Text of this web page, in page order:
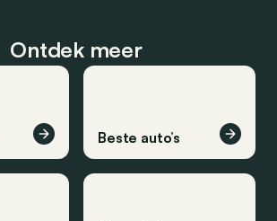
Ontdek meer
Beste auto’s